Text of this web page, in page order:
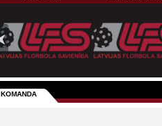
KOMANDA